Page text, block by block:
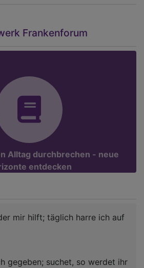
Frankenforum
Alltag durchbrechen - neue
entdecken
mir hilft; täglich harre ich auf
gegeben; suchet, so werdet ihr